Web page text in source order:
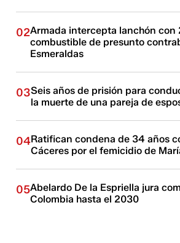
02Armada intercepta lanchón con
combustible de presunto
Esmeraldas
03Seis años de prisión para
la muerte de una pareja de
04Ratifican condena de 34 años
Cáceres por el femicidio de
05Abelardo De la Espriella jura
Colombia hasta el 2030